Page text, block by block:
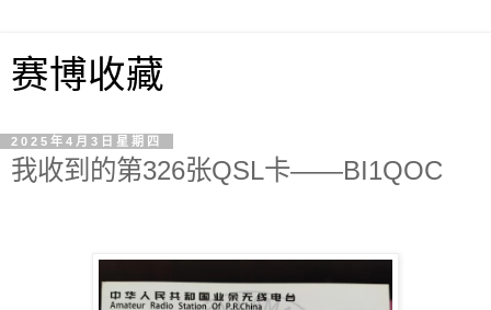
赛博收藏
2025年4月3日星期四
我收到的第326张QSL卡——BI1QOC